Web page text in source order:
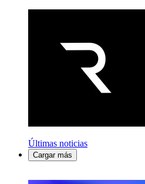
Últimas noticias
Cargar más